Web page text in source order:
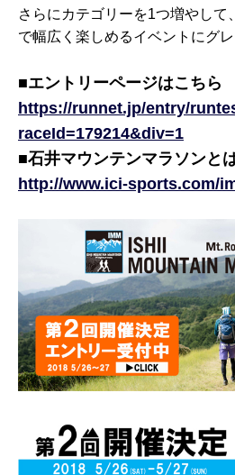
さらにカテゴリーを1つ増やして
で幅広く楽しめるイベントにグ
■エントリーページはこちら
https://runnet.jp/entry/
raceId=179214&div=1
■石井マウンテンマラソンと
http://www.ici-sports.com/